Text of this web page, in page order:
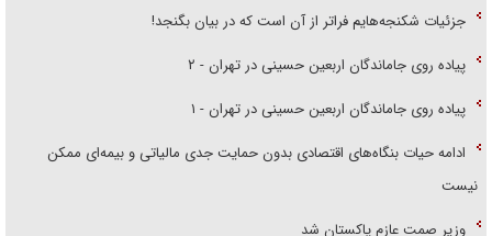
جزئیات شکنجه‌هایم فراتر از آن است که در بیان بگنجد!
پیاده روی جاماندگان اربعین حسینی در تهران - ۲
پیاده روی جاماندگان اربعین حسینی در تهران - ۱
ادامه حیات بنگاه‌های اقتصادی بدون حمایت جدی مالیاتی و بیمه‌ای ممکن
نیست
وزیر صمت عازم پاکستان شد